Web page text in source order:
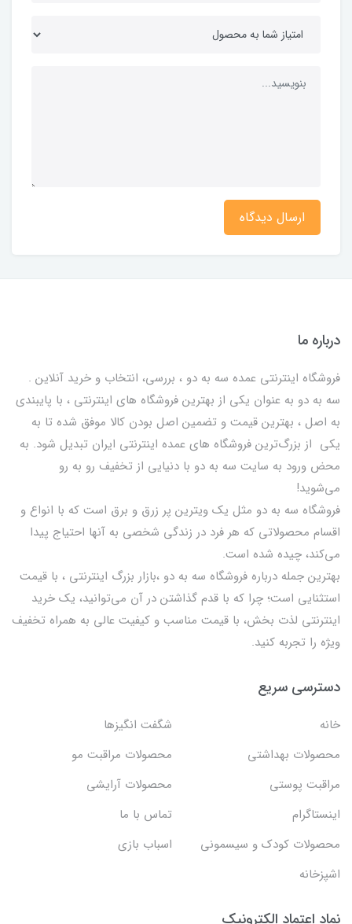
ارسال دیدگاه
درباره ما
فروشگاه اینترنتی عمده سه به دو ، بررسی، انتخاب و خرید آنلاین .
سه به دو به عنوان یکی از بهترين فروشگاه های اینترنتی ، با پایبندی
به اصل ، بهترين قيمت و تضمین اصل‌ بودن کالا موفق شده تا به
يكي از بزرگ‌ترين فروشگاه هاي عمده اینترنتی ایران تبدیل شود. به
محض ورود به سایت سه به دو با دنیایی از تخفيف رو به رو
می‌شوید!
فروشگاه سه به دو مثل یک ویترین پر زرق و برق است که با انواع و
اقسام محصولاتی که هر فرد در زندگی شخصی به آنها احتیاج پیدا
می‌کند، چیده شده است.
بهترين جمله درباره فروشگاه سه به دو ،بازار بزرگ اینترنتی ، با قيمت
استثنايي است؛ چرا که با قدم گذاشتن در آن می‌توانید، یک خرید
اینترنتی لذت بخش، با قیمت مناسب و کیفیت عالی به همراه تخفیف
ویژه را تجربه کنید.
دسترسی سریع
خانه
شگفت انگيزها
محصولات بهداشتي
محصولات مراقبت مو
مراقبت پوستی
محصولات آرایشی
اینستاگرام
تماس با ما
محصولات کودک و سیسمونی
اسباب بازی
اشپزخانه
نماد اعتماد الکترونیک